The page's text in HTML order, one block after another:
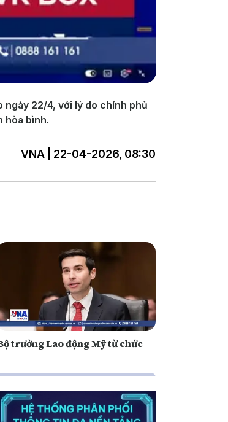
ngày 22/4, với lý do chính phủ
hòa bình.
VNA | 22-04-2026, 08:30
trưởng Lao động Mỹ từ chức